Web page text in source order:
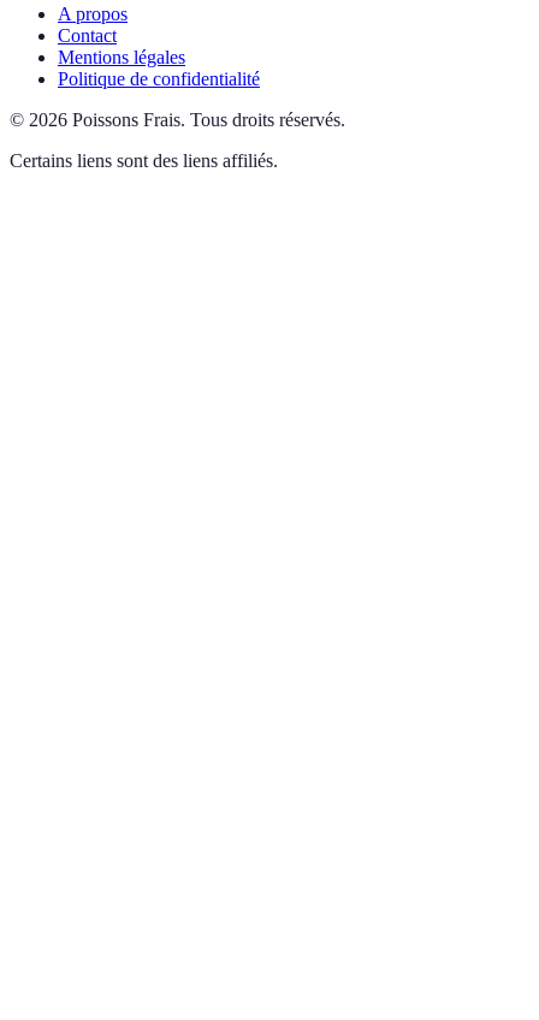
A propos
Contact
Mentions légales
Politique de confidentialité
© 2026 Poissons Frais. Tous droits réservés.
Certains liens sont des liens affiliés.